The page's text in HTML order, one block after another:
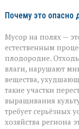
Почему это опасно
Мусор на полях —
естественным
плодородие.
влаги, нарушают
вещества,
такие участки
выращивания
требует серьёзных
хозяйства региона